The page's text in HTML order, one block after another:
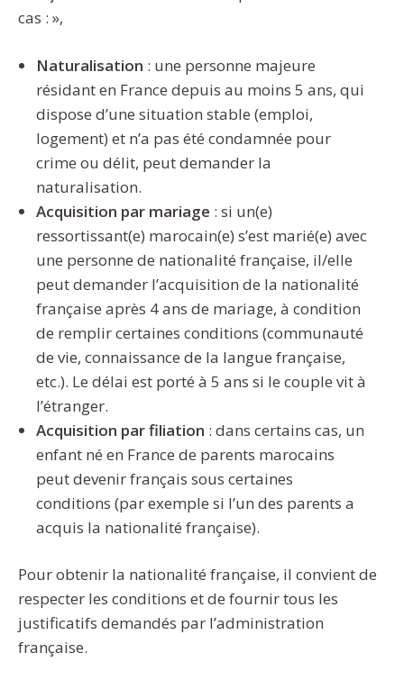
cas : »,
Naturalisation : une personne majeure
résidant en France depuis au moins 5 ans, qui
dispose d’une situation stable (emploi,
logement) et n’a pas été condamnée pour
crime ou délit, peut demander la
naturalisation.
Acquisition par mariage : si un(e)
ressortissant(e) marocain(e) s’est marié(e) avec
une personne de nationalité française, il/elle
peut demander l’acquisition de la nationalité
française après 4 ans de mariage, à condition
de remplir certaines conditions (communauté
de vie, connaissance de la langue française,
etc.). Le délai est porté à 5 ans si le couple vit à
l’étranger.
Acquisition par filiation : dans certains cas, un
enfant né en France de parents marocains
peut devenir français sous certaines
conditions (par exemple si l’un des parents a
acquis la nationalité française).
Pour obtenir la nationalité française, il convient de
respecter les conditions et de fournir tous les
justificatifs demandés par l’administration
française.